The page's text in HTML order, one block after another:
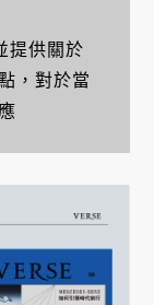
提供關於
，對於當